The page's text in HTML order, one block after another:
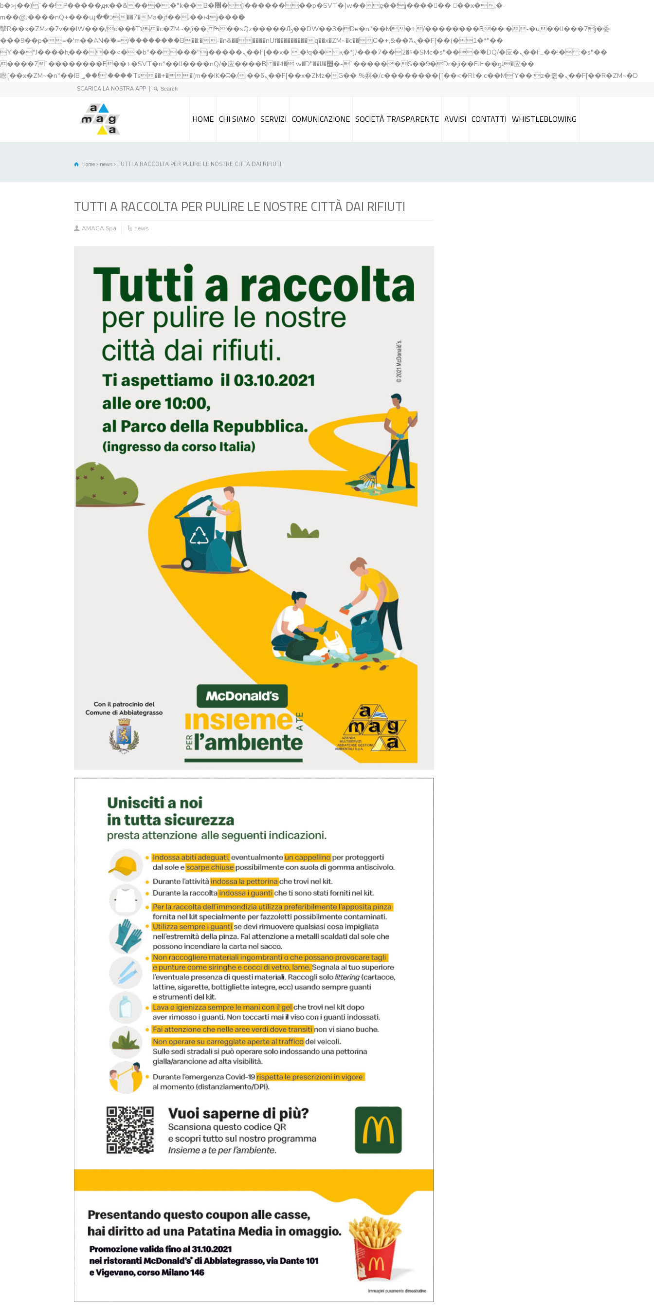
b�>j��)΄��!P�����ԫ��&���;�"k��B�޶�}��������p�SVT�(w��ę��!j������ ��x�;�-
m��@J����nQ+���պ��כ��7�Ma�jf��J��ͱ4j���Ѳ�
撆R��x�ZMz�7v��IW���/d��ٞ�Тז�c�ZM~�ji�� ߒ��sQz�����Ԡ��DW��3�De�n"��M�+/��������B��:�-�u��IJ���7j�委
���9��p�=�'m��AN�ޭ�=/��������B��:�-�n&������nUf���������q��x�ZM~�c�� Ϲ�+,&��Ὰܢ��F[��(�1�*"��
ϒ��"J����ԧ�����<�;�b"�� ���"j�����ܢ��F[��x� ,�!q�� қ�*]/���؝�2��7�SMc�s"���ޭ�DQ/�应�ܢ��F_��!� :�s"��
����7`��������F��+�SVT�n"��IJ����nQ/�应����B ��4� w�D"��IJ�׭�-`������S��9�Dr�ji��EJ߅��gJ�应��
矁[��x�ZM~�n"��IB؃��!'����Тѕ��+��(m��IK�ʭ�/|��ϐܢ��F[��x�ZMz�G�� %嬩�/c��������[[��<�RI:�:c��MΎ��:z�졾�ܢ��F[��R�ZM~�D
SCARICA LA NOSTRA APP
HOME CHI SIAMO SERVIZI COMUNICAZIONE SOCIETÀ TRASPARENTE AVVISI CONTATTI WHISTLEBLOWING
Home news TUTTI A RACCOLTA PER PULIRE LE NOSTRE CITTÀ DAI RIFIUTI
TUTTI A RACCOLTA PER PULIRE LE NOSTRE CITTÀ DAI RIFIUTI
AMAGA Spa news